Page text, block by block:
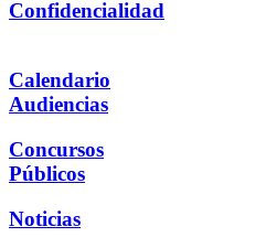
Confidencialidad
Calendario
Audiencias
Concursos
Públicos
Noticias